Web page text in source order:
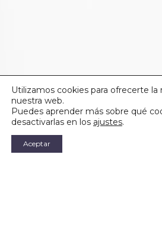
Utilizamos cookies para ofrecerte
nuestra web.
Puedes aprender más sobre qué
desactivarlas en los ajustes.
Aceptar